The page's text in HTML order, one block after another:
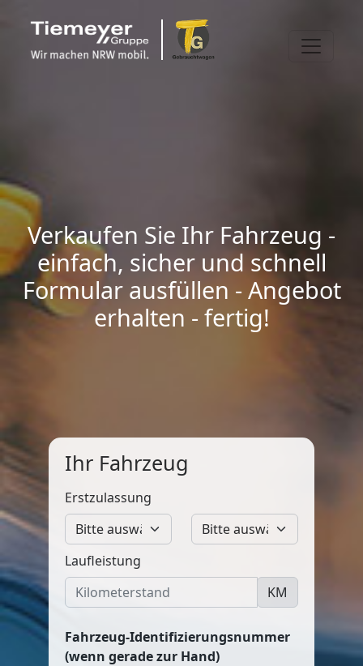
Verkaufen Sie Ihr Fahrzeug -
einfach, sicher und schnell
Formular ausfüllen - Angebot
erhalten - fertig!
Ihr Fahrzeug
Erstzulassung
Laufleistung
KM
Fahrzeug-Identifizierungsnummer
(wenn gerade zur Hand)